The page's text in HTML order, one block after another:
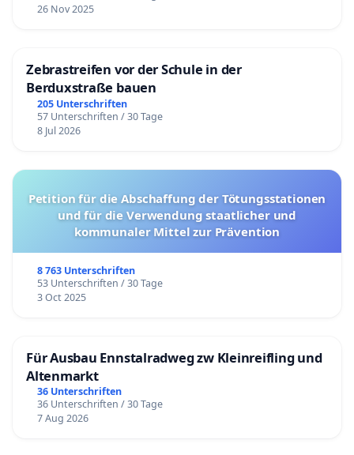
26 Nov 2025
Zebrastreifen vor der Schule in der
Berduxstraße bauen
205 Unterschriften
57 Unterschriften / 30 Tage
8 Jul 2026
Petition für die Abschaffung der Tötungsstationen
und für die Verwendung staatlicher und
kommunaler Mittel zur Prävention
8 763 Unterschriften
53 Unterschriften / 30 Tage
3 Oct 2025
Für Ausbau Ennstalradweg zw Kleinreifling und
Altenmarkt
36 Unterschriften
36 Unterschriften / 30 Tage
7 Aug 2026